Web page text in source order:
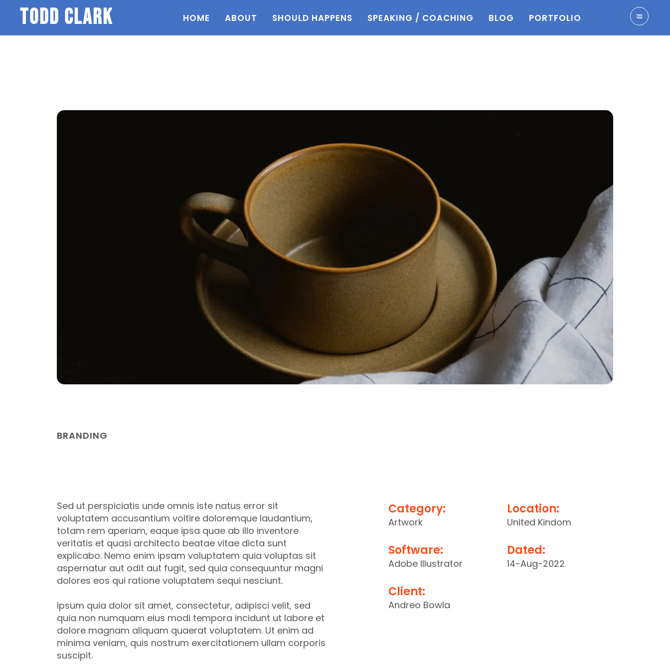
todd clark HOME ABOUT SHOULD HAPPENS SPEAKING / COACHING BLOG PORTFOLIO
BRANDING
Sed ut perspiciatis unde omnis iste natus error sit
voluptatem accusantium voltire doloremque laudantium,
totam rem aperiam, eaque ipsa quae ab illo inventore
veritatis et quasi architecto beatae vitae dicta sunt
explicabo. Nemo enim ipsam voluptatem quia voluptas sit
aspernatur aut odit aut fugit, sed quia consequuntur magni
dolores eos qui ratione voluptatem sequi nesciunt.
Ipsum quia dolor sit amet, consectetur, adipisci velit, sed
quia non numquam eius modi tempora incidunt ut labore et
dolore magnam aliquam quaerat voluptatem. Ut enim ad
minima veniam, quis nostrum exercitationem ullam corporis
suscipit.
Category:
Artwork
Location:
United Kindom
Software:
Adobe Illustrator
Dated:
14-Aug-2022
Client:
Andreo Bowla